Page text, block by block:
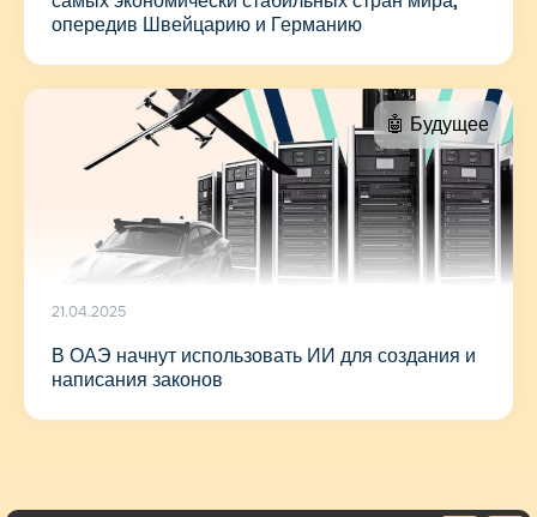
опередив Швейцарию и Германию
🤖 Будущее
21.04.2025
В ОАЭ начнут использовать ИИ для создания и
написания законов